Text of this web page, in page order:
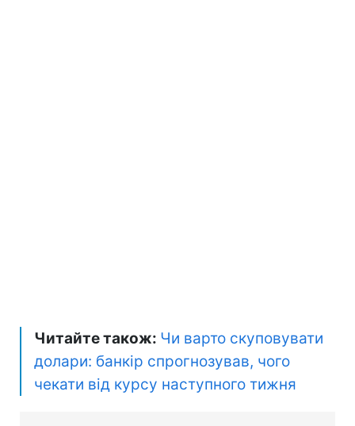
Читайте також: Чи варто скуповувати
долари: банкір спрогнозував, чого
чекати від курсу наступного тижня